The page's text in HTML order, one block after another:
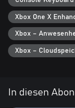
Xbox One X
Xbox –
Xbox –
In diesen